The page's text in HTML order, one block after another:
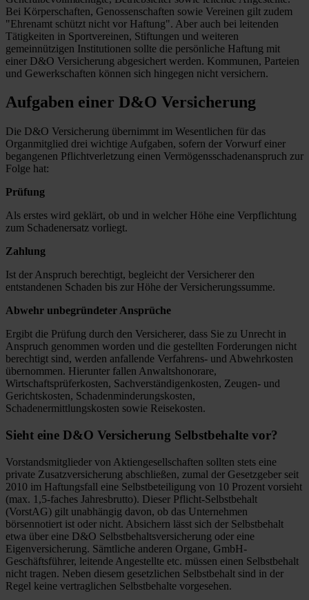
Bei Körperschaften, Genossenschaften sowie Vereinen gilt zudem
"Ehrenamt schützt nicht vor Haftung". Aber auch bei leitenden
Tätigkeiten in Sportvereinen, Stiftungen und weiteren
gemeinnützigen Institutionen sollte die persönliche Haftung mit
einer D&O Versicherung abgesichert werden. Kommunen, Parteien
und Gewerkschaften können sich hingegen nicht versichern.
Aufgaben einer D&O Versicherung
Die D&O Versicherung übernimmt im Wesentlichen für das
Organmitglied drei wichtige Aufgaben, sofern der Vorwurf einer
begangenen Pflichtverletzung einen Vermögensschadenanspruch zur
Folge hat:
Prüfung
Als erstes wird geklärt, ob und in welcher Höhe eine Verpflichtung
zum Schadenersatz vorliegt.
Zahlung
Ist der Anspruch berechtigt, begleicht der Versicherer den
entstandenen Schaden bis zur Höhe der Versicherungssumme.
Abwehr unbegründeter Ansprüche
Ergibt die Prüfung durch den Versicherer, dass Sie zu Unrecht in
Anspruch genommen worden und die gestellten Forderungen nicht
berechtigt sind, werden anfallende Verfahrens- und Abwehrkosten
übernommen. Hierunter fallen Anwaltshonorare,
Wirtschaftsprüferkosten, Sachverständigenkosten, Zeugen- und
Gerichtskosten, Schadenminderungskosten,
Schadenermittlungskosten sowie Reisekosten.
Sieht eine D&O Versicherung Selbstbehalte vor?
Vorstandsmitglieder von Aktiengesellschaften sollten stets eine
private Zusatzversicherung abschließen, zumal der Gesetzgeber seit
2010 im Haftungsfall eine Selbstbeteiligung von 10 Prozent vorsieht
(max. 1,5-faches Jahresbrutto). Dieser Pflicht-Selbstbehalt
(VorstAG) gilt unabhängig davon, ob das Unternehmen
börsennotiert ist oder nicht. Absichern lässt sich der Selbstbehalt
etwa über eine D&O Selbstbehaltsversicherung oder eine
Eigenversicherung. Sämtliche anderen Organe, GmbH-
Geschäftsführer, leitende Angestellte etc. müssen einen Selbstbehalt
nicht tragen. Neben diesem gesetzlichen Selbstbehalt sind in der
Regel keine vertraglichen Selbstbehalte vorgesehen.